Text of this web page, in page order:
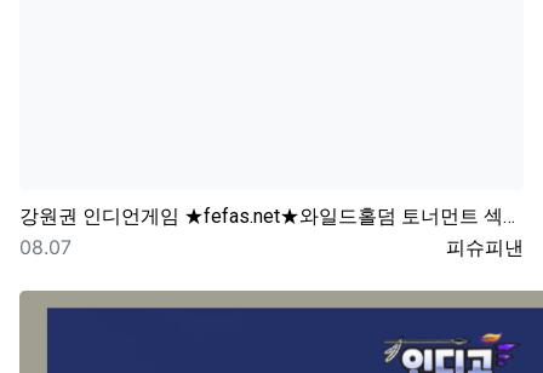
강원권 인디언게임 ★fefas.net★와일드홀덤 토너먼트 섹­…
등록자
피슈피낸
등록일
08.07